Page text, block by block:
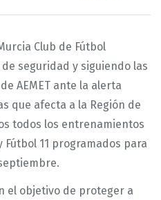
Club de Fútbol
seguridad y siguiendo las
AEMET ante la alerta
que afecta a la Región de
todos los entrenamientos
11 programados para
el objetivo de proteger a